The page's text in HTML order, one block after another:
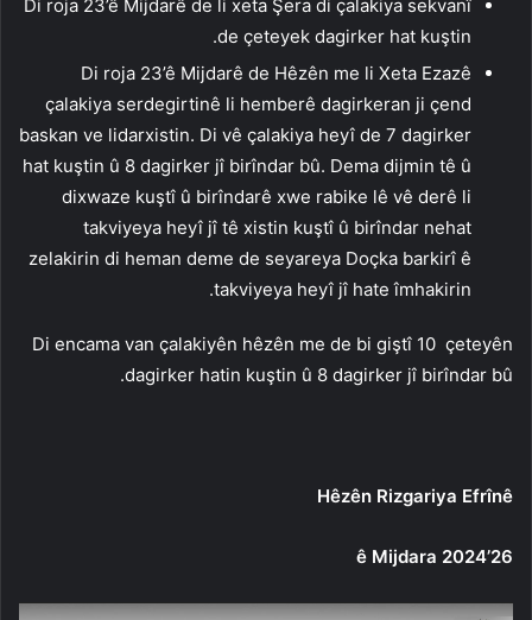
Di roja 23’ê Mijdarê de li xeta Şera di çalakiya sekvanî
de çeteyek dagirker hat kuştin.
Di roja 23’ê Mijdarê de Hêzên me li Xeta Ezazê
çalakiya serdegirtinê li hemberê dagirkeran ji çend
baskan ve lidarxistin. Di vê çalakiya heyî de 7 dagirker
hat kuştin û 8 dagirker jî birîndar bû. Dema dijmin tê û
dixwaze kuştî û birîndarê xwe rabike lê vê derê li
takviyeya heyî jî tê xistin kuştî û birîndar nehat
zelakirin di heman deme de seyareya Doçka barkirî ê
takviyeya heyî jî hate îmhakirin.
Di encama van çalakiyên hêzên me de bi giştî 10 çeteyên
dagirker hatin kuştin û 8 dagirker jî birîndar bû.
Hêzên Rizgariya Efrînê
26’ê Mijdara 2024